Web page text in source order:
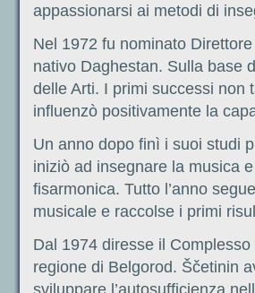
appassionarsi ai metodi di
Nel 1972 fu nominato
nativo Daghestan. Sulla base
delle Arti. I primi successi non
influenzò positivamente la
Un anno dopo finì i suoi studi
iniziò ad insegnare la musica
fisarmonica. Tutto l’anno
musicale e raccolse i primi
Dal 1974 diresse il
regione di Belgorod. Ščetinin
sviluppare l’autosufficienza